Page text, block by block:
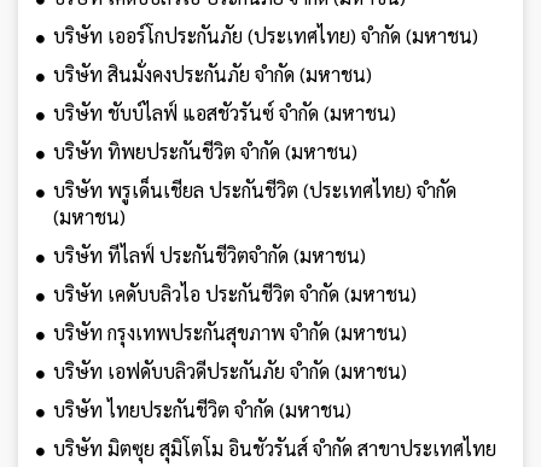
บริษัท เออร์โกประกันภัย (ประเทศไทย) จำกัด (มหาชน)
บริษัท สินมั่งคงประกันภัย จำกัด (มหาชน)
บริษัท ชับบ์ไลฟ์ แอสชัวรันซ์ จำกัด (มหาชน)
บริษัท ทิพยประกันชีวิต จำกัด (มหาชน)
บริษัท พรูเด็นเชียล ประกันชีวิต (ประเทศไทย) จำกัด
(มหาชน)
บริษัท ทีไลฟ์ ประกันชีวิตจำกัด (มหาชน)
บริษัท เคดับบลิวไอ ประกันชีวิต จำกัด (มหาชน)
บริษัท กรุงเทพประกันสุขภาพ จำกัด (มหาชน)
บริษัท เอฟดับบลิวดีประกันภัย จำกัด (มหาชน)
บริษัท ไทยประกันชีวิต จำกัด (มหาชน)
บริษัท มิตซุย สุมิโตโม อินชัวรันส์ จำกัด สาขาประเทศไทย